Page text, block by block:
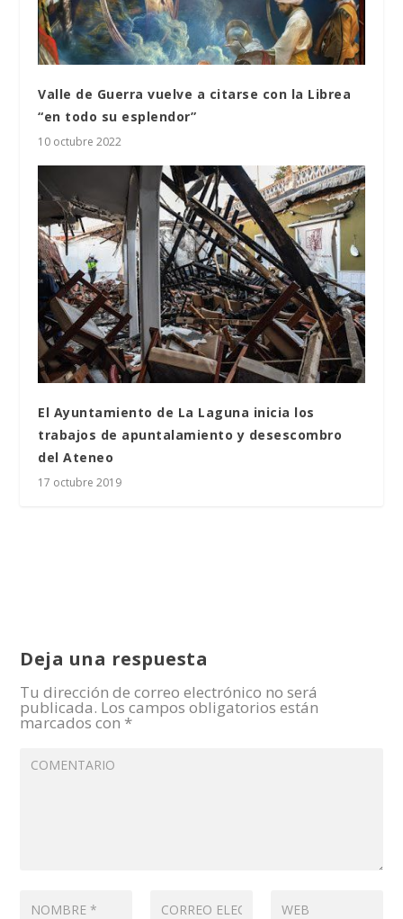
Valle de Guerra vuelve a citarse con la Librea
“en todo su esplendor”
10 octubre 2022
El Ayuntamiento de La Laguna inicia los
trabajos de apuntalamiento y desescombro
del Ateneo
17 octubre 2019
Deja una respuesta
Tu dirección de correo electrónico no será
publicada. Los campos obligatorios están
marcados con *